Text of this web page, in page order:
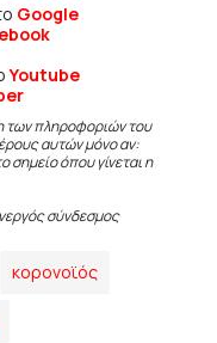
Google
Youtube
των πληροφοριών του
αυτών μόνο αν:
σημείο όπου γίνεται η
σύνδεσμος
κορονοϊός